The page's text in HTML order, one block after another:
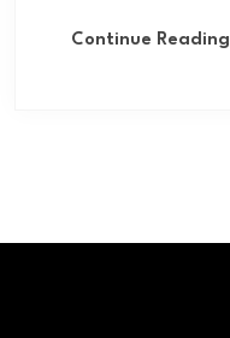
Continue Reading